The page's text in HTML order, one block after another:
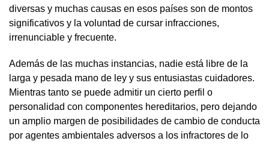
diversas y muchas causas en esos países son de montos
significativos y la voluntad de cursar infracciones,
irrenunciable y frecuente.
Además de las muchas instancias, nadie está libre de la
larga y pesada mano de ley y sus entusiastas cuidadores.
Mientras tanto se puede admitir un cierto perfil o
personalidad con componentes hereditarios, pero dejando
un amplio margen de posibilidades de cambio de conducta
por agentes ambientales adversos a los infractores de lo